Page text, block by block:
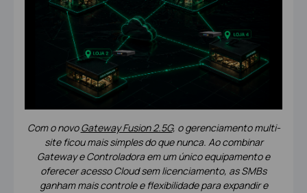
Com o novoGateway Fusion 2.5G, o gerenciamento multi-
site ficou mais simples do que nunca. Ao combinar
Gateway e Controladora em um único equipamento e
oferecer acesso Cloud sem licenciamento, as SMBs
ganham mais controle e flexibilidade para expandir e